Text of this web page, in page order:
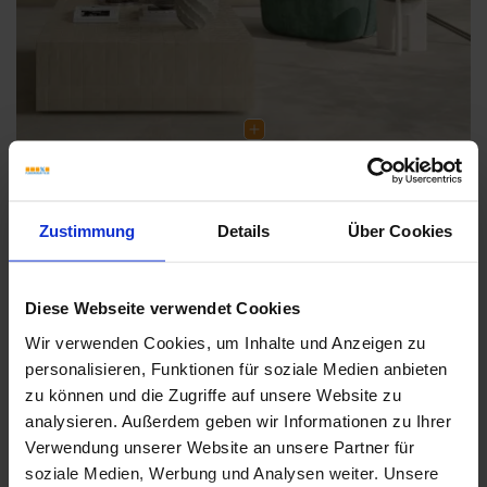
Zustimmung Details Über Cookies
Diese Webseite verwendet Cookies
Wir verwenden Cookies, um Inhalte und Anzeigen zu
personalisieren, Funktionen für soziale Medien anbieten
zu können und die Zugriffe auf unsere Website zu
analysieren. Außerdem geben wir Informationen zu Ihrer
Verwendung unserer Website an unsere Partner für
soziale Medien, Werbung und Analysen weiter. Unsere
Weitere Serien von Marca Corona
Fliesenkleber
Showroom Showroom